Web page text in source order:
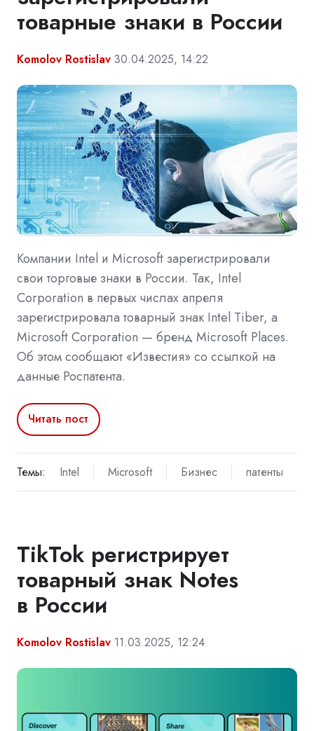
товарные знаки в России
Komolov Rostislav 30.04.2025, 14:22
Компании Intel и Microsoft зарегистрировали
свои торговые знаки в России. Так, Intel
Corporation в первых числах апреля
зарегистрировала товарный знак Intel Tiber, а
Microsoft Corporation — бренд Microsoft Places.
Об этом сообщают «Известия» со ссылкой на
данные Роспатента.
Читать пост
Темы: Intel Microsoft Бизнес патенты
TikTok регистрирует
товарный знак Notes
в России
Komolov Rostislav 11.03.2025, 12:24